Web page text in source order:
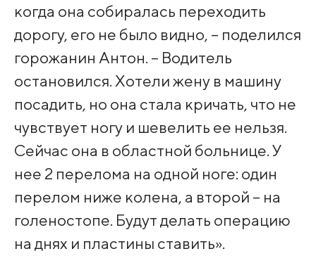
когда она собиралась переходить
дорогу, его не было видно, – поделился
горожанин Антон. – Водитель
остановился. Хотели жену в машину
посадить, но она стала кричать, что не
чувствует ногу и шевелить ее нельзя.
Сейчас она в областной больнице. У
нее 2 перелома на одной ноге: один
перелом ниже колена, а второй – на
голеностопе. Будут делать операцию
на днях и пластины ставить».